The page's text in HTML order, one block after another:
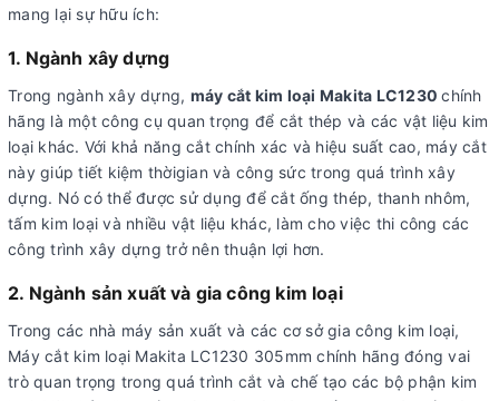
mang lại sự hữu ích:
1. Ngành xây dựng
Trong ngành xây dựng, máy cắt kim loại Makita LC1230chính
hãng là một công cụ quan trọng để cắt thép và các vật liệu kim
loại khác. Với khả năng cắt chính xác và hiệu suất cao, máy cắt
này giúp tiết kiệm thờigian và công sức trong quá trình xây
dựng. Nó có thể được sử dụng để cắt ống thép, thanh nhôm,
tấm kim loại và nhiều vật liệu khác, làm cho việc thi công các
công trình xây dựng trở nên thuận lợi hơn.
2. Ngành sản xuất và gia công kim loại
Trong các nhà máy sản xuất và các cơ sở gia công kim loại,
Máy cắt kim loại Makita LC1230 305mm chính hãng đóng vai
trò quan trọng trong quá trình cắt và chế tạo các bộ phận kim